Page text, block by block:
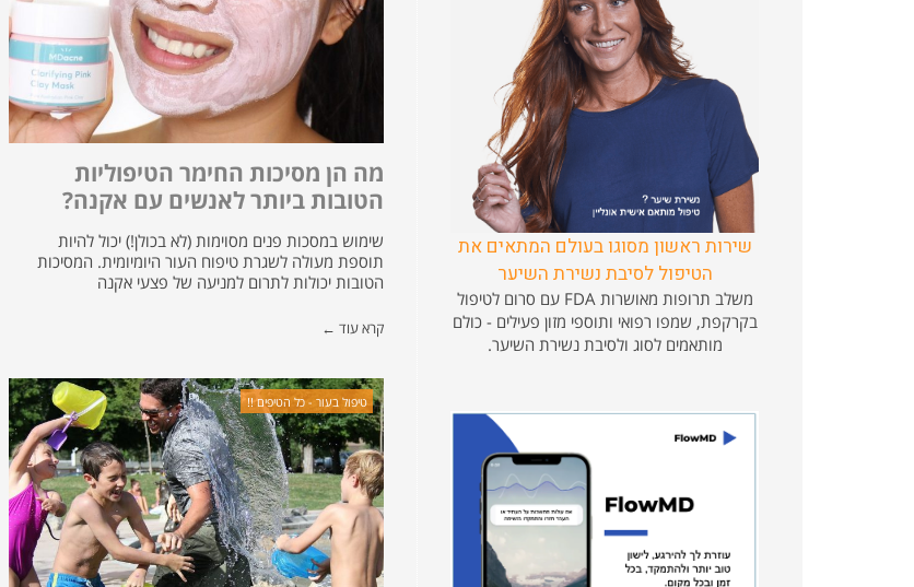
מה הן מסיכות החימר הטיפוליות
הטובות ביותר לאנשים עם אקנה?
שימוש במסכות פנים מסוימות (לא בכולן!) יכול להיות
תוספת מעולה לשגרת טיפוח העור היומיומית. המסיכות
הטובות יכולות לתרום למניעה של פצעי אקנה
קרא עוד ←
טיפול בעור - כל הטיפים !!
שירות ראשון מסוגו בעולם המתאים את
הטיפול לסיבת נשירת השיער
משלב תרופות מאושרות FDA עם סרום לטיפול
בקרקפת, שמפו רפואי ותוספי מזון פעילים - כולם
מותאמים לסוג ולסיבת נשירת השיער.